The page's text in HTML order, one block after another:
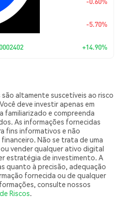
-5.70%
+14.90%
altamente suscetíveis ao risco
deve investir apenas em
familiarizado e compreenda
As informações fornecidas
fins informativos e não
Não se trata de uma
vender qualquer ativo digital
estratégia de investimento. A
quanto à precisão, adequação
fornecida ou de qualquer
consulte nossos
Riscos.